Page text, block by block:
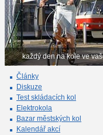
každý den na kole ve
Články
Diskuze
Test skládacích kol
Elektrokola
Bazar městských kol
Kalendář akcí